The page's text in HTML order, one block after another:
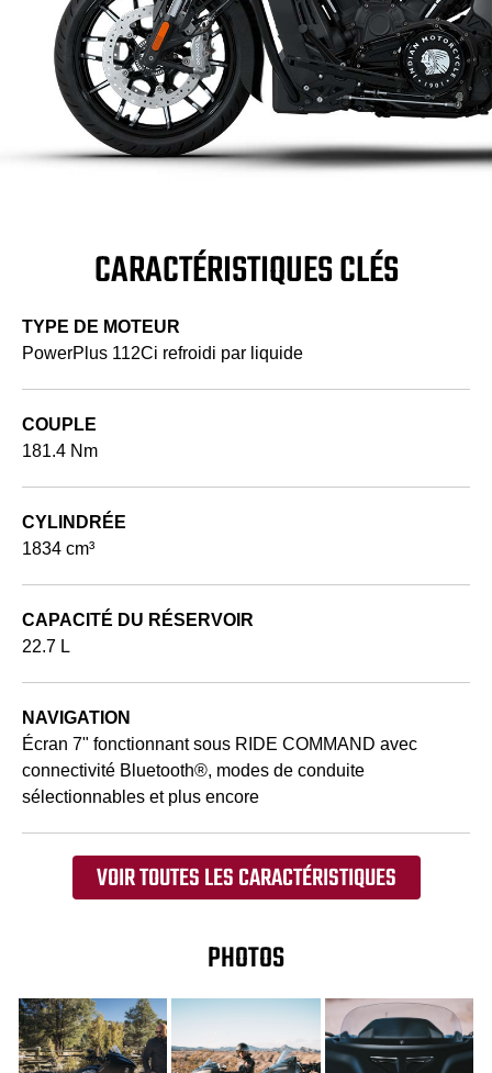
CARACTÉRISTIQUES CLÉS
TYPE DE MOTEUR
PowerPlus 112Ci refroidi par liquide
COUPLE
181.4 Nm
CYLINDRÉE
1834 cm³
CAPACITÉ DU RÉSERVOIR
22.7 L
NAVIGATION
Écran 7" fonctionnant sous RIDE COMMAND avec
connectivité Bluetooth®, modes de conduite
sélectionnables et plus encore
VOIR TOUTES LES CARACTÉRISTIQUES
PHOTOS